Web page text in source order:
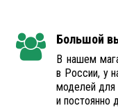
Большой
В нашем
в России, у
моделей
и постоянно